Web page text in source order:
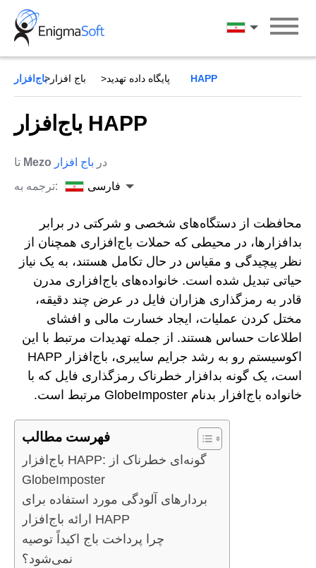
Skip
content
فارسی
پایگاه داده تهدید باج افزار باج‌افزار HAPP
باج‌افزار HAPP
Mezo در باج افزار
ترجمه به:
فارسی
محافظت از دستگاه‌های شخصی و شرکتی در برابر
بدافزارها، در محیطی که حملات باج‌افزاری همچنان از
نظر پیچیدگی و مقیاس در حال تکامل هستند، به یک نیاز
حیاتی تبدیل شده است. خانواده‌های باج‌افزاری مدرن
قادر به رمزگذاری هزاران فایل در عرض چند دقیقه،
مختل کردن عملیات، ایجاد خسارت مالی و افشای
اطلاعات حساس هستند. از جمله تهدیدات مرتبط با این
اکوسیستم رو به رشد جرایم سایبری، باج‌افزار HAPP
است، یک گونه بدافزار خطرناک رمزگذاری فایل که با
خانواده باج‌افزار بدنام GlobeImposter مرتبط است.
فهرست مطالب
باج‌افزار HAPP: گونه‌ای خطرناک از
GlobeImposter
بردارهای آلودگی مورد استفاده برای
ارائه باج‌افزار HAPP
چرا پرداخت باج اکیداً توصیه
نمی‌شود؟